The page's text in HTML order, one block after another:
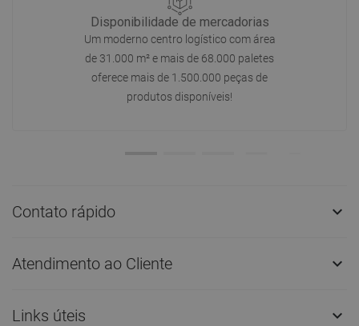
Disponibilidade de mercadorias
Um moderno centro logístico com área
de 31.000 m² e mais de 68.000 paletes
oferece mais de 1.500.000 peças de
produtos disponíveis!
Contato rápido 
Atendimento ao Cliente 
Links úteis 